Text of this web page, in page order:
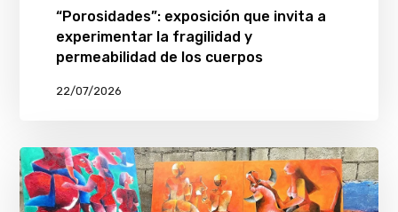
“Porosidades”: exposición que invita a
experimentar la fragilidad y
permeabilidad de los cuerpos
22/07/2026